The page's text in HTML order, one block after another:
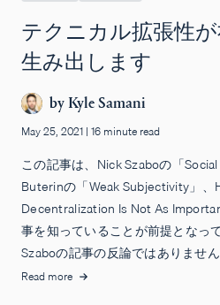
テクニカル拡張性
生み出します
by Kyle Samani
May 25, 2021 | 16 minute read
この記事は、Nick Szaboの「
Buterinの「Weak Subjectivity」
Decentralization Is Not As
事を知っていることが前提となっ
Szaboの記事の反論ではありません
Read more